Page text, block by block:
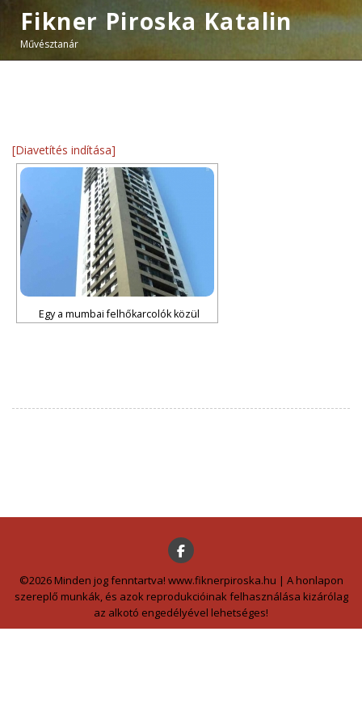
Fikner Piroska Katalin
Művésztanár
[Diavetítés indítása]
Egy a mumbai felhőkarcolók közül
©2026 Minden jog fenntartva! www.fiknerpiroska.hu | A honlapon
szereplő munkák, és azok reprodukcióinak felhasználása kizárólag
az alkotó engedélyével lehetséges!